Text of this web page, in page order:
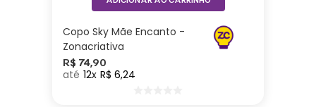
Copo Sky Mãe Encanto -
Zonacriativa
R$ 74,90
12 R$ 6,24